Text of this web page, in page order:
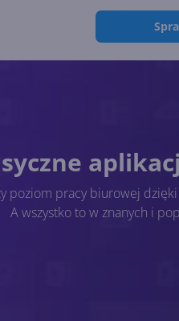
poziom pracy biurowej
A wszystko to w znanych i